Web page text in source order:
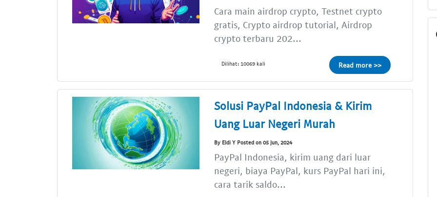
Cara main airdrop crypto, Testnet crypto
gratis, Crypto airdrop tutorial, Airdrop
crypto terbaru 202...
Dilihat: 10069 kali Read more >>
Solusi PayPal Indonesia & Kirim
Uang Luar Negeri Murah
By Eldi Y Posted on 05 Jun, 2024
PayPal Indonesia, kirim uang dari luar
negeri, biaya PayPal, kurs PayPal hari ini,
cara tarik saldo...